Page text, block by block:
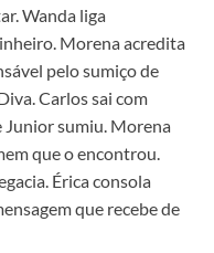
Wanda liga
Morena acredita
pelo sumiço de
Carlos sai com
Junior sumiu. Morena
que o encontrou.
Érica consola
que recebe de